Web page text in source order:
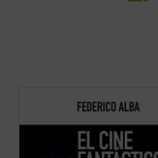
Un niño se dispone a abrir una puerta
detrás de la cual brilla una misteriosa luz.
por una criatura implacable. Las
vibraciones en un vaso de agua anuncian la
llegada de un terrible monstruo